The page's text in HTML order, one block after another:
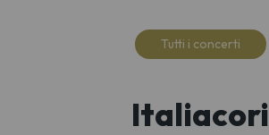
Tutti i concerti
Italiacori